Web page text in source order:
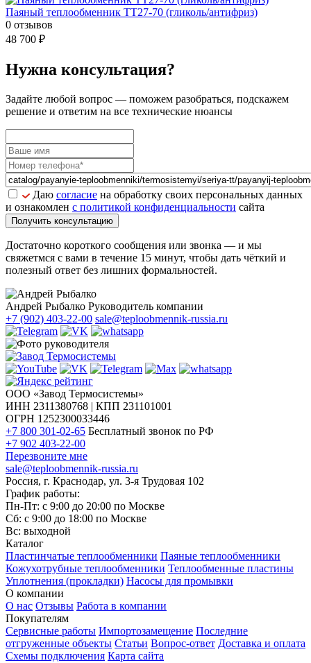
Паяный теплообменник ТТ27-70 (гликоль/антифриз)
0 отзывов
48 700 ₽
Нужна консультация?
Задайте любой вопрос — поможем разобраться, подскажем
решение и ответим на все технические нюансы
Даю согласие на обработку своих персональных данных
и ознакомлен с политикой конфиденциальности сайта
Получить консультацию
Достаточно короткого сообщения или звонка — и мы
свяжетмся с вами в течение 15 минут, чтобы дать чёткий и
полезный ответ без лишних формальностей.
Андрей Рыбалко Руководитель компании
+7 (902) 403-22-00 sale@teploobmennik-russia.ru
ООО «Завод Термосистемы»
ИНН 2311380768 | КПП 231101001
ОГРН 1252300033446
+7 800 301-02-65 Бесплатный звонок по РФ
+7 902 403-22-00
Перезвоните мне
sale@teploobmennik-russia.ru
Россия, г. Краснодар, ул. 3-я Трудовая 102
График работы:
Пн-Пт: с 9:00 до 20:00 по Москве
Сб: с 9:00 до 18:00 по Москве
Вс: выходной
Каталог
Пластинчатые теплообменники Паяные теплообменники
Кожухотрубные теплообменники Теплообменные пластины
Уплотнения (прокладки) Насосы для промывки
О компании
О нас Отзывы Работа в компании
Покупателям
Сервисные работы Импортозамещение Последние
отгруженные объекты Статьи Вопрос-ответ Доставка и оплата
Схемы подключения Карта сайта